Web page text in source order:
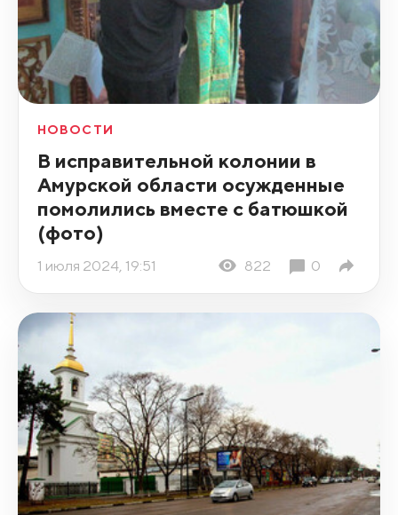
НОВОСТИ
В исправительной колонии в
Амурской области осужденные
помолились вместе с батюшкой
(фото)
1 июля 2024, 19:51 822 0